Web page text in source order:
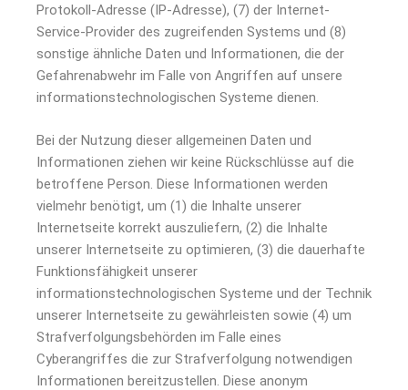
Protokoll-Adresse (IP-Adresse), (7) der Internet-
Service-Provider des zugreifenden Systems und (8)
sonstige ähnliche Daten und Informationen, die der
Gefahrenabwehr im Falle von Angriffen auf unsere
informationstechnologischen Systeme dienen.
Bei der Nutzung dieser allgemeinen Daten und
Informationen ziehen wir keine Rückschlüsse auf die
betroffene Person. Diese Informationen werden
vielmehr benötigt, um (1) die Inhalte unserer
Internetseite korrekt auszuliefern, (2) die Inhalte
unserer Internetseite zu optimieren, (3) die dauerhafte
Funktionsfähigkeit unserer
informationstechnologischen Systeme und der Technik
unserer Internetseite zu gewährleisten sowie (4) um
Strafverfolgungsbehörden im Falle eines
Cyberangriffes die zur Strafverfolgung notwendigen
Informationen bereitzustellen. Diese anonym